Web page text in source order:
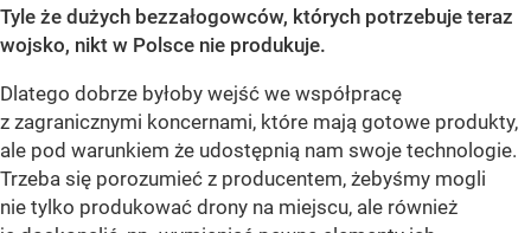
Tyle że dużych bezzałogowców, których potrzebuje teraz
wojsko, nikt w Polsce nie produkuje.
Dlatego dobrze byłoby wejść we współpracę
z zagranicznymi koncernami, które mają gotowe produkty,
ale pod warunkiem że udostępnią nam swoje technologie.
Trzeba się porozumieć z producentem, żebyśmy mogli
nie tylko produkować drony na miejscu, ale również